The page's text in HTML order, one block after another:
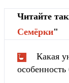
Читайте
Cемёрки"
Какая